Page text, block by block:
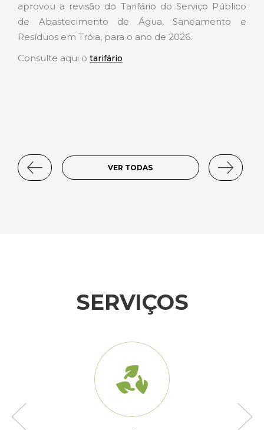
aprovou a revisão do Tarifário do Serviço Público
de Abastecimento de Água, Saneamento e
Resíduos em Tróia, para o ano de 2026.
Consulte aqui o tarifário
VER TODAS
SERVIÇOS